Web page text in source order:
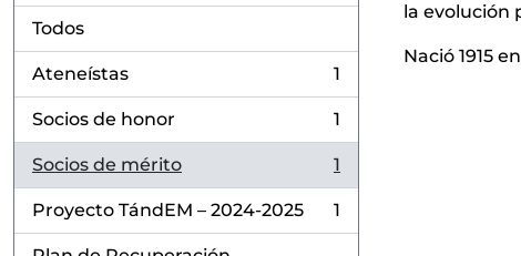
Todos
Ateneístas
, 1 resultados
1
Socios de honor
, 1 resultados
1
Socios de mérito
, 1 resultados
1
Proyecto TándEM – 2024-2025
, 1 resultados
1
la evolución
Nació 1915